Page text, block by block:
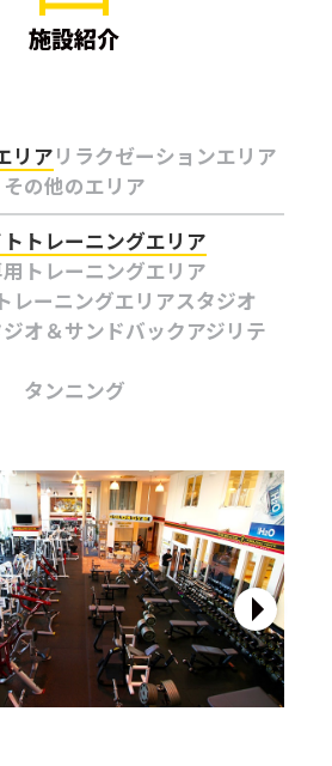
施設紹介
リアリラクゼーションエリア
その他のエリア
トレーニングエリア
トレーニングエリア
レーニングエリアスタジオ
オ＆サンドバックアジリテ
タンニング